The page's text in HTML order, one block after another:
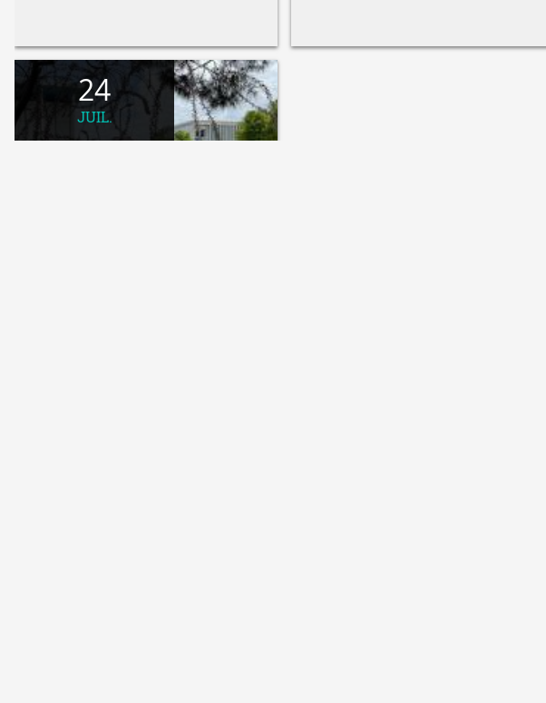
ligne uniquement !
24
JUIL.